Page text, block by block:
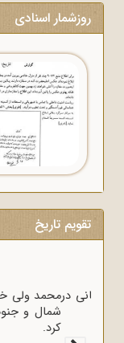
روزشمار اسنادی
تقویم تاریخ
وزیر خارجه
ایران را خطر